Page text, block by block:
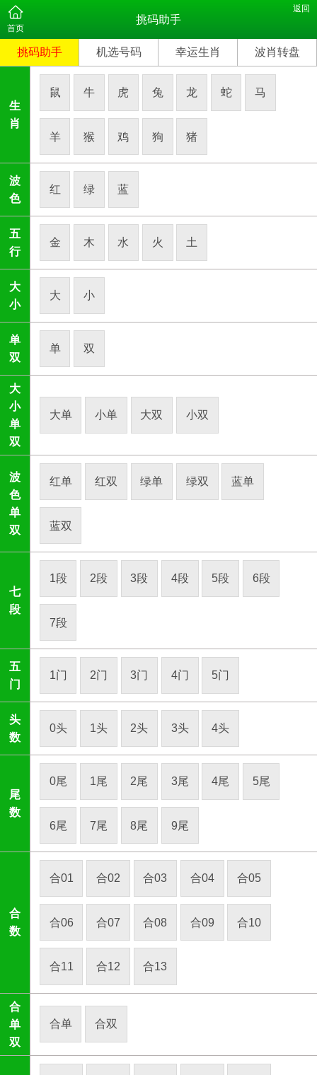
首页
挑码助手
返回
挑码助手 机选号码 幸运生肖 波肖转盘
生
肖
鼠 牛 虎 兔 龙 蛇 马
羊 猴 鸡 狗 猪
波
色
红 绿 蓝
五
行
金 木 水 火 土
大
小
大 小
单
双
单 双
大
小
单
双
大单 小单 大双 小双
波
色
单
双
红单 红双 绿单 绿双 蓝单
蓝双
七
段
1段 2段 3段 4段 5段 6段
7段
五
门
1门 2门 3门 4门 5门
头
数
0头 1头 2头 3头 4头
尾
数
0尾 1尾 2尾 3尾 4尾 5尾
6尾 7尾 8尾 9尾
合
数
合01 合02 合03 合04 合05
合06 合07 合08 合09 合10
合11 合12 合13
合
单
双
合单 合双